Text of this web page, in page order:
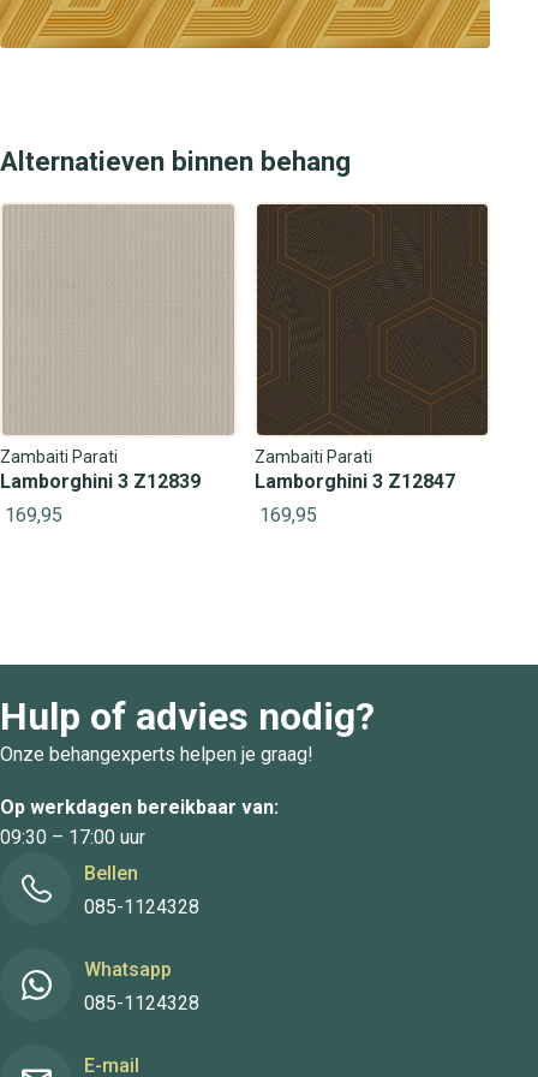
wandbekleding.
Alternatieven binnen behang
Zambaiti Parati
Lamborghini 3 Z12839
169,95
Zambaiti Parati
Lamborghini 3 Z12847
169,95
Hulp of advies nodig?
Onze behangexperts helpen je graag!
Op werkdagen bereikbaar van:
09:30 – 17:00 uur
Bellen
085-1124328
Whatsapp
085-1124328
E-mail